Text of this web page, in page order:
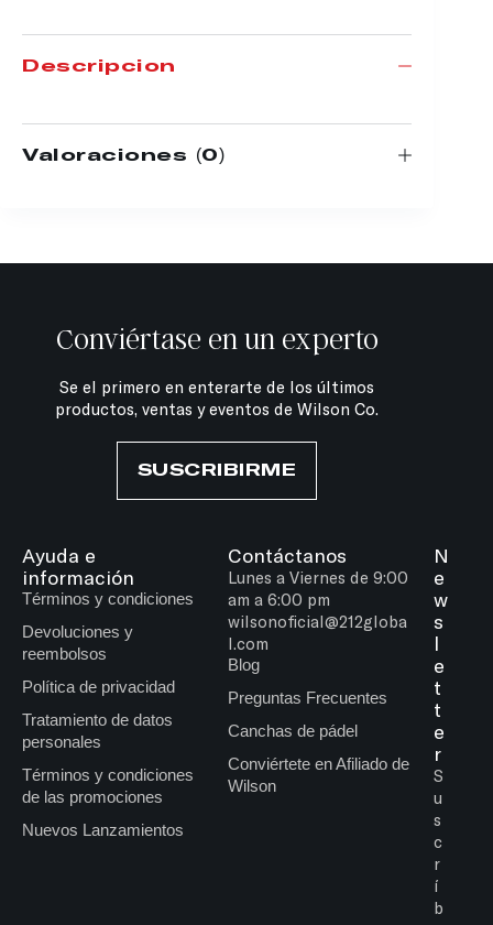
Descripción
Valoraciones (0)
Conviértase en un experto
Se el primero en enterarte de los últimos
productos, ventas y eventos de Wilson Co.
SUSCRIBIRME
Ayuda e
información
Términos y condiciones
Devoluciones y
reembolsos
Política de privacidad
Tratamiento de datos
personales
Términos y condiciones
de las promociones
Nuevos Lanzamientos
Contáctanos
Lunes a Viernes de 9:00
am a 6:00 pm
wilsonoficial@212globa
l.com
Blog
Preguntas Frecuentes
Canchas de pádel
Conviértete en Afiliado de
Wilson
N
e
w
s
l
e
t
t
e
r
S
u
s
c
r
í
b